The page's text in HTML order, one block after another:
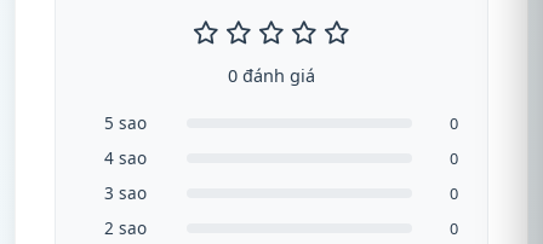
0 đánh giá
5 sao 0
4 sao 0
3 sao 0
2 sao 0